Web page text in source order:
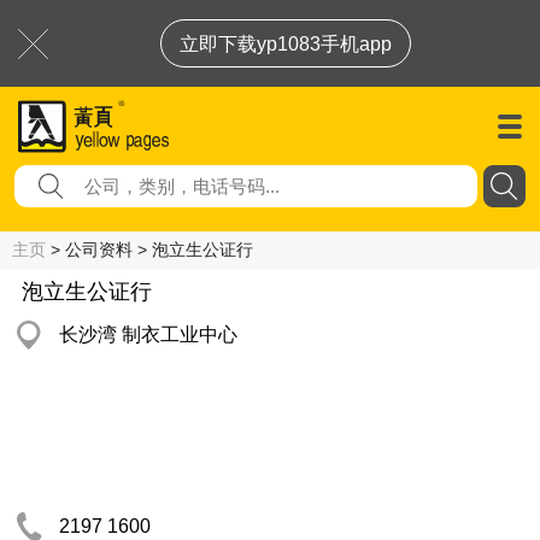
立即下载yp1083手机app
主页 > 公司资料 > 泡立生公证行
泡立生公证行
长沙湾 制衣工业中心
2197 1600